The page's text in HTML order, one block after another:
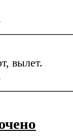
вылет.